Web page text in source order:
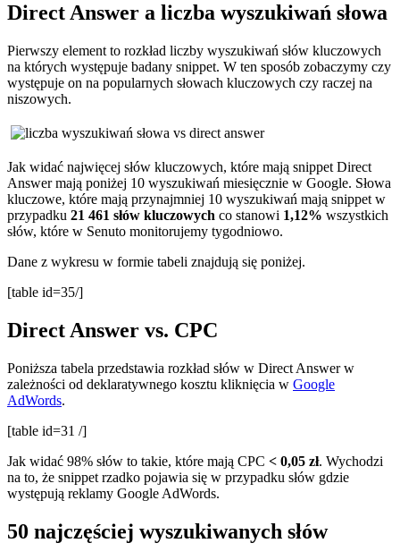
Direct Answer a liczba wyszukiwań słowa
Pierwszy element to rozkład liczby wyszukiwań słów kluczowych
na których występuje badany snippet. W ten sposób zobaczymy czy
występuje on na popularnych słowach kluczowych czy raczej na
niszowych.
Jak widać najwięcej słów kluczowych, które mają snippet Direct
Answer mają poniżej 10 wyszukiwań miesięcznie w Google. Słowa
kluczowe, które mają przynajmniej 10 wyszukiwań mają snippet w
przypadku 21 461 słów kluczowych co stanowi 1,12% wszystkich
słów, które w Senuto monitorujemy tygodniowo.
Dane z wykresu w formie tabeli znajdują się poniżej.
[table id=35/]
Direct Answer vs. CPC
Poniższa tabela przedstawia rozkład słów w Direct Answer w
zależności od deklaratywnego kosztu kliknięcia w Google
AdWords.
[table id=31 /]
Jak widać 98% słów to takie, które mają CPC < 0,05 zł. Wychodzi
na to, że snippet rzadko pojawia się w przypadku słów gdzie
występują reklamy Google AdWords.
50 najczęściej wyszukiwanych słów